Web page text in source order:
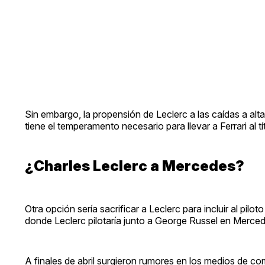
Sin embargo, la propensión de Leclerc a las caídas a
tiene el temperamento necesario para llevar a Ferrari al
¿Charles Leclerc a Mercedes?
Otra opción sería sacrificar a Leclerc para incluir al
donde Leclerc pilotaría junto a George Russel en
A finales de abril surgieron rumores en los medios de